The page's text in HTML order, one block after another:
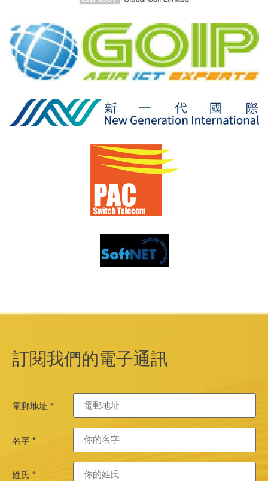
訂閱我們的電子通訊
電郵地址 *
名字 *
姓氏 *